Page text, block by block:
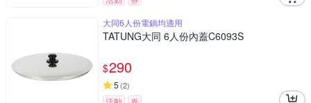
大同6人份電鍋均適用
TATUNG大同 6人份內蓋C6093S
$290
5 (2)